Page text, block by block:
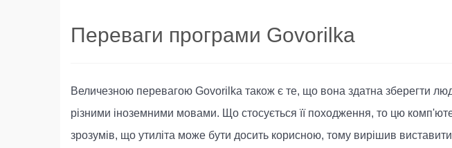
Переваги програми Govorilka
Величезною перевагою Govorilka також є те, що вона здатна зберегти
різними іноземними мовами. Що стосується її походження, то цю
зрозумів, що утиліта може бути досить корисною, тому вирішив